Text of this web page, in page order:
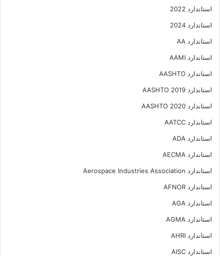
استاندارد 2022
استاندارد 2024
استاندارد AA
استاندارد AAMI
استاندارد AASHTO
استاندارد AASHTO 2019
استاندارد AASHTO 2020
استاندارد AATCC
استاندارد ADA
استاندارد AECMA
استاندارد Aerospace Industries Association
استاندارد AFNOR
استاندارد AGA
استاندارد AGMA
استاندارد AHRI
استاندارد AISC